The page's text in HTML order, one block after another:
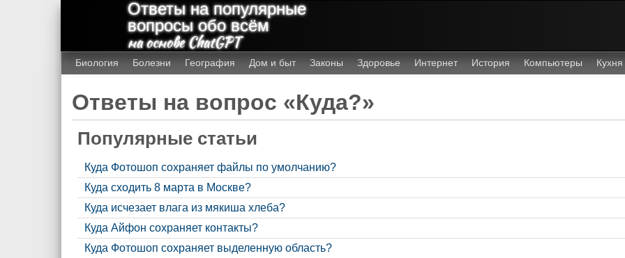
Ответы на популярные
вопросы обо всём
на основе ChatGPT
Биология Болезни География Дом и быт Законы Здоровье Интернет История Компьютеры Кухня
Ответы на вопрос «Куда?»
Популярные статьи
Куда Фотошоп сохраняет файлы по умолчанию?
Куда сходить 8 марта в Москве?
Куда исчезает влага из мякиша хлеба?
Куда Айфон сохраняет контакты?
Куда Фотошоп сохраняет выделенную область?